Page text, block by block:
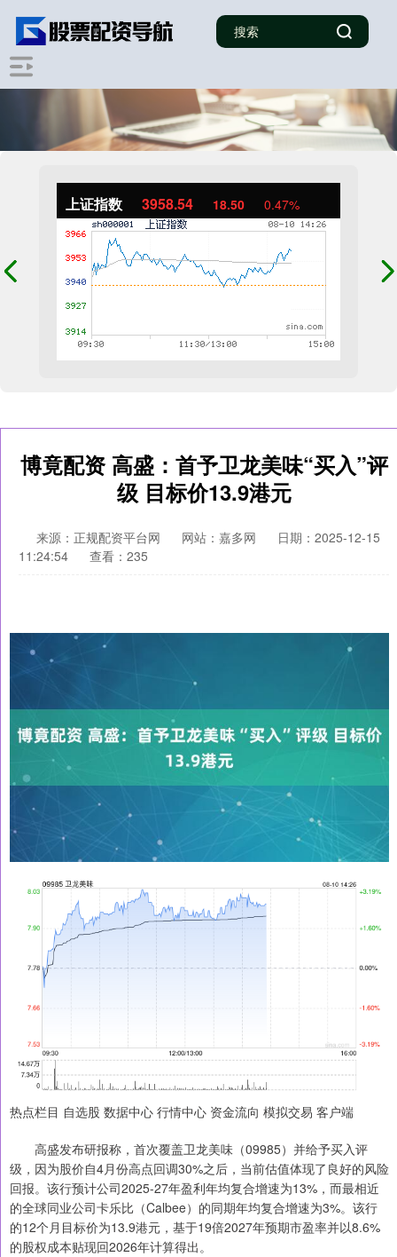
上证指数 3958.54 18.50 0.47%
博竟配资 高盛：首予卫龙美味“买入”评
级 目标价13.9港元
来源：正规配资平台网 网站：嘉多网
日期：2025-12-15
11:24:54
查看：235
热点栏目 自选股 数据中心 行情中心 资金流向 模拟交易 客户端
高盛发布研报称，首次覆盖卫龙美味（09985）并给予买入评
级，因为股价自4月份高点回调30%之后，当前估值体现了良好的风险
回报。该行预计公司2025-27年盈利年均复合增速为13%，而最相近
的全球同业公司卡乐比（Calbee）的同期年均复合增速为3%。该行
的12个月目标价为13.9港元，基于19倍2027年预期市盈率并以8.6%
的股权成本贴现回2026年计算得出。